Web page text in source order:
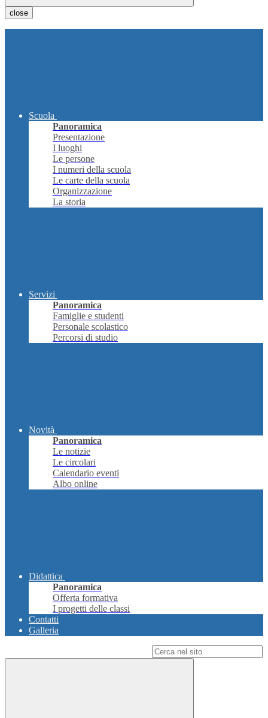
close
Scuola
Panoramica
Presentazione
I luoghi
Le persone
I numeri della scuola
Le carte della scuola
Organizzazione
La storia
Servizi
Panoramica
Famiglie e studenti
Personale scolastico
Percorsi di studio
Novità
Panoramica
Le notizie
Le circolari
Calendario eventi
Albo online
Didattica
Panoramica
Offerta formativa
I progetti delle classi
Contatti
Galleria